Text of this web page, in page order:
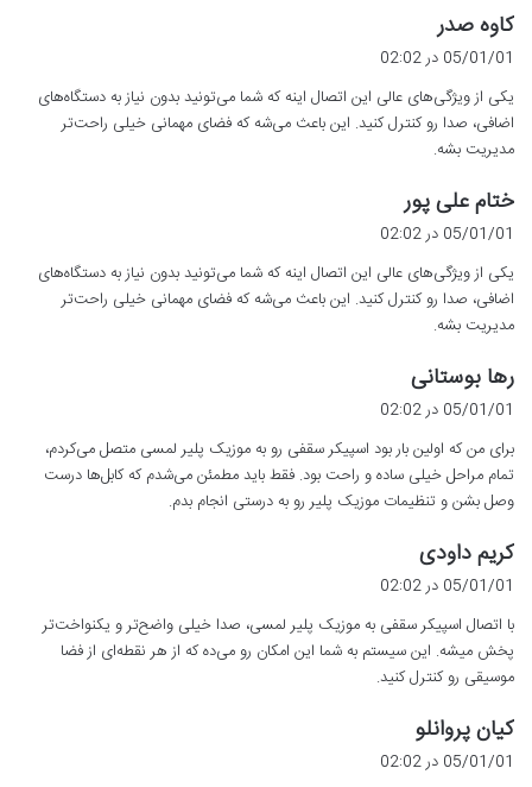
کاوه صدر
ت
:
05/01/01 در 02:02
یکی از ویژگی‌های عالی این اتصال اینه که شما می‌تونید بدون نیاز به دستگاه‌های
اضافی، صدا رو کنترل کنید. این باعث می‌شه که فضای مهمانی خیلی راحت‌تر
مدیریت بشه.
ختام علی پور
ف
:
05/01/01 در 02:02
یکی از ویژگی‌های عالی این اتصال اینه که شما می‌تونید بدون نیاز به دستگاه‌های
اضافی، صدا رو کنترل کنید. این باعث می‌شه که فضای مهمانی خیلی راحت‌تر
مدیریت بشه.
رها بوستانی
ف
:
05/01/01 در 02:02
برای من که اولین بار بود اسپیکر سقفی رو به موزیک پلیر لمسی متصل می‌کردم،
تمام مراحل خیلی ساده و راحت بود. فقط باید مطمئن می‌شدم که کابل‌ها درست
وصل بشن و تنظیمات موزیک پلیر رو به درستی انجام بدم.
کریم داودی
ف
:
05/01/01 در 02:02
با اتصال اسپیکر سقفی به موزیک پلیر لمسی، صدا خیلی واضح‌تر و یکنواخت‌تر
پخش میشه. این سیستم به شما این امکان رو می‌ده که از هر نقطه‌ای از فضا
موسیقی رو کنترل کنید.
کیان پروانلو
ف
05/01/01 در 02:02